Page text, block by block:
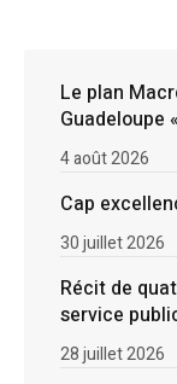
Le plan
Guadeloupe
4 août 2026
Cap
30 juillet 2026
Récit de
service
28 juillet 2026